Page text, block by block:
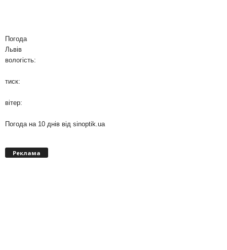
Погода
Львів
вологість:
тиск:
вітер:
Погода на 10 днів від sinoptik.ua
Реклама